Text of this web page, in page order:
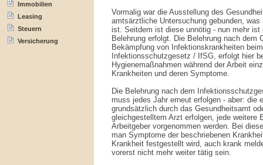
Vormalig war die Ausstellung des
amtsärztliche Untersuchung gebunden,
ist. Seitdem ist diese unnötig - nun mehr ist
Belehrung erfolgt. Die Belehrung nach dem
Bekämpfung von Infektionskrankheiten
Infektionsschutzgesetz / IfSG, erfolgt hier
Hygienemaßnahmen während der Arbeit
Krankheiten und deren Symptome.
Die Belehrung nach dem
muss jedes Jahr erneut erfolgen - aber: die
grundsätzlich durch das Gesundheitsamt
gleichgestelltem Arzt erfolgen, jede weitere
Arbeitgeber vorgenommen werden. Bei
man Symptome der beschriebenen
Krankheit festgestellt wird, auch krank
vorerst nicht mehr weiter tätig sein.
Immobilien
Leasing
Steuern
Versicherung